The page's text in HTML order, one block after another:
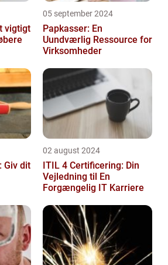
vigtigt
05 september 2024
Papkasser: En
Uundværlig Ressource for
Virksomheder
Giv dit
02 august 2024
ITIL 4 Certificering: Din
Vejledning til En
Forgængelig IT Karriere